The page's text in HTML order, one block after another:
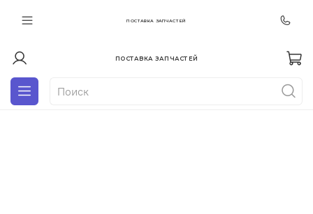
ПОСТАВКА ЗАПЧАСТЕЙ
ПОСТАВКА ЗАПЧАСТЕЙ